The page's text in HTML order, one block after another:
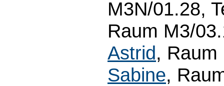
M3N/01.28,
Raum M3/
Astrid,
Sabine,